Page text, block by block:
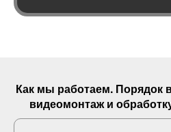
Как мы работаем. Порядок
видеомонтаж и